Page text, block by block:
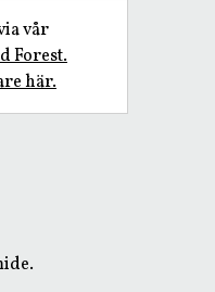
vår
Forest.
här.